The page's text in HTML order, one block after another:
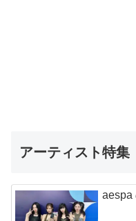
アーティスト特集
aespa